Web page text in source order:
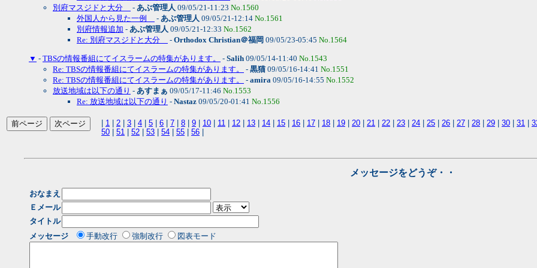
別府マスジドと大分
- あぶ管理人 09/05/21-11:23 No.1560
外国人から見た一例
- あぶ管理人 09/05/21-12:14 No.1561
別府情報追加 - あぶ管理人 09/05/21-12:33 No.1562
Re: 別府マスジドと大分
- Orthodox Christian＠福岡 09/05/23-05:45 No.1564
▼ - TBSの情報番組にてイスラームの特集があります。 - Salih 09/05/14-11:40 No.1543
Re: TBSの情報番組にてイスラームの特集があります。
- 黒猫09/05/16-14:41 No.1551
Re: TBSの情報番組にてイスラームの特集があります。
- amira 09/05/16-14:55 No.1552
放送地域は以下の通り - あすまぁ 09/05/17-11:46 No.1553
Re: 放送地域は以下の通り - Nastaz 09/05/20-01:41 No.1556
1 2 3 4 5 6 7 8 9 10 11 12 13 14 15 16 17 18 19 20 21 22 23 24 25 26 27 28 29 30 31
50
51 52 53 54 55 56
メッセージをどうぞ・・
おなまえ
Ｅメール
タイトル
メッセージ
手動改行 強制改行 図表モード